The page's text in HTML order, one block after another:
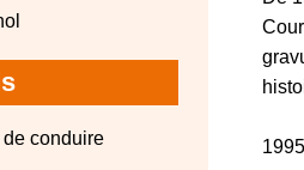
de conduire